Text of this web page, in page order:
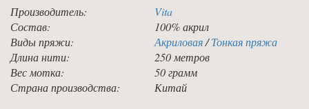
Производитель:
Vita
Состав:
100% акрил
Виды пряжи:
Акриловая/Тонкая пряжа
Длина нити:
250 метров
Вес мотка:
50 грамм
Страна производства:
Китай